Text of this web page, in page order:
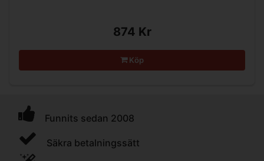
874 Kr
Köp
Funnits sedan 2008
Säkra betalningssätt